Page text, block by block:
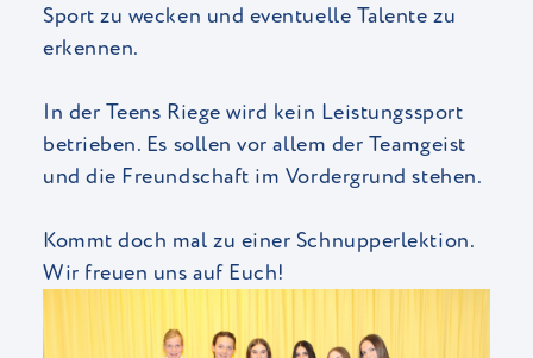
Sport zu wecken und eventuelle Talente zu
erkennen.
In der Teens Riege wird kein Leistungssport
betrieben. Es sollen vor allem der Teamgeist
und die Freundschaft im Vordergrund stehen.
Kommt doch mal zu einer Schnupperlektion.
Wir freuen uns auf Euch!